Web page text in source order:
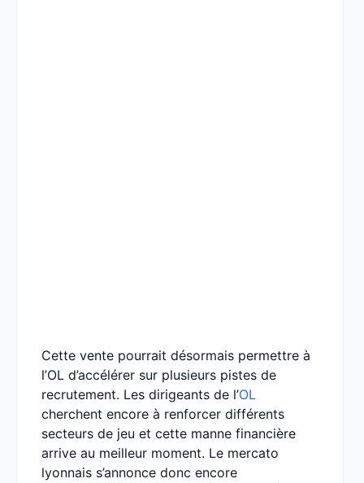
Cette vente pourrait désormais permettre à
l’OL d’accélérer sur plusieurs pistes de
recrutement. Les dirigeants de l’OL
cherchent encore à renforcer différents
secteurs de jeu et cette manne financière
arrive au meilleur moment. Le mercato
lyonnais s’annonce donc encore